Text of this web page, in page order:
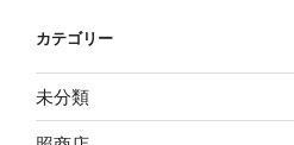
カテゴリー
未分類